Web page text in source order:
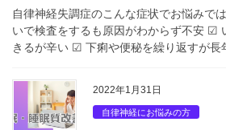
自律神経失調症のこんな症状でお悩みで
いで検査をするも原因がわからず不安 ☑︎
きるが辛い ☑︎ 下痢や便秘を繰り返すが
2022年1月31日
自律神経にお悩みの方